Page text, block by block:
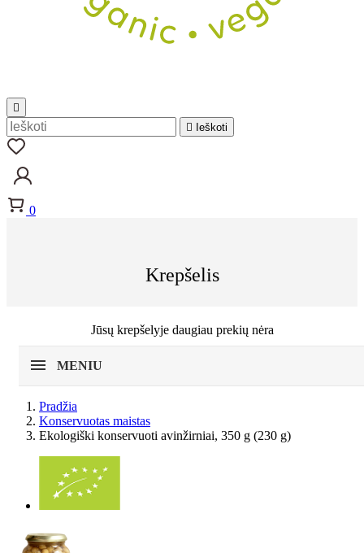


Ieškoti
0
Krepšelis
Jūsų krepšelyje daugiau prekių nėra
MENIU
Pradžia
Konservuotas maistas
Ekologiški konservuoti avinžirniai, 350 g (230 g)